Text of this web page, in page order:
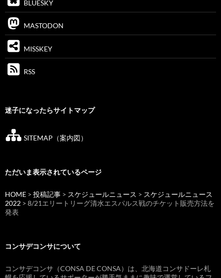
BLUESKY
MASTODON
MISSKEY
RSS
迷子になったらサイトマップ
SITEMAP（案内図）
ただいま表示されているページ
HOME > 投稿記事 > スケジュールニュース > スケジュールニュース
2022 > 8/21エリートリーグ清水エスパルス戦のチケット販売方法を
発表
コンサデコンサについて
コンサデコンサ（CONSA DE CONSA）は、北海道コンサドーレ札